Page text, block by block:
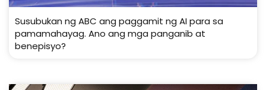
Susubukan ng ABC ang paggamit ng AI para sa
pamamahayag. Ano ang mga panganib at
benepisyo?